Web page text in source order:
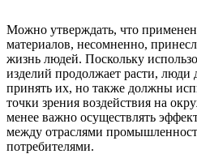
Можно утверждать, что
материалов, несомненно,
жизнь людей. Поскольку
изделий продолжает расти,
принять их, но также должны
точки зрения воздействия на
менее важно осуществлять
между отраслями
потребителями.